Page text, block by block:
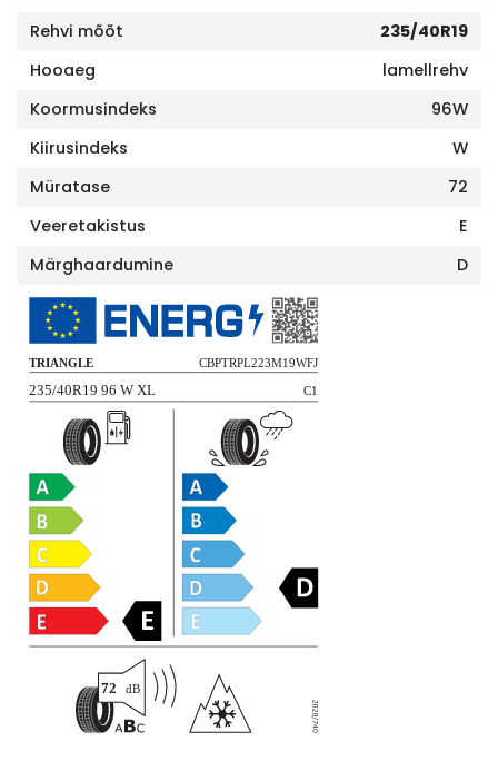
Rehvi mõõt
235/40R19
Hooaeg
lamellrehv
Koormusindeks
96W
Kiirusindeks
W
Müratase
72
Veeretakistus
E
Märghaardumine
D